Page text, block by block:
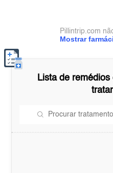
Mostrar
Pillintrip.com
Lista de remédios